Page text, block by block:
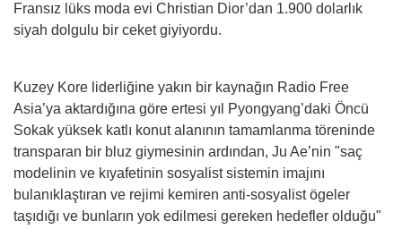
Fransız lüks moda evi Christian Dior’dan 1.900 dolarlık
siyah dolgulu bir ceket giyiyordu.
Kuzey Kore liderliğine yakın bir kaynağın Radio Free
Asia’ya aktardığına göre ertesi yıl Pyongyang’daki Öncü
Sokak yüksek katlı konut alanının tamamlanma töreninde
transparan bir bluz giymesinin ardından, Ju Ae’nin "saç
modelinin ve kıyafetinin sosyalist sistemin imajını
bulanıklaştıran ve rejimi kemiren anti-sosyalist ögeler
taşıdığı ve bunların yok edilmesi gereken hedefler olduğu"